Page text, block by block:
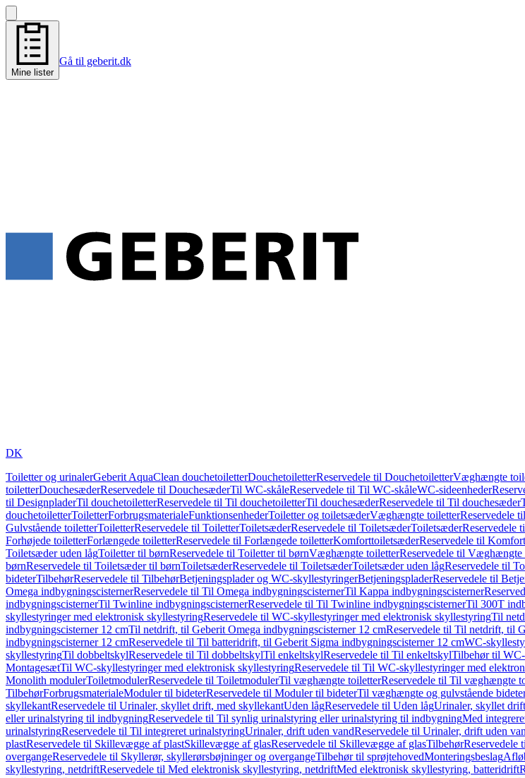
Mine lister
Gå til geberit.dk
DK
Toiletter og urinalerGeberit AquaClean douchetoiletterDouchetoiletterReservedele til DouchetoiletterVæghængte
toiletterDouchesæderReservedele til DouchesæderTil WC-skåleReservedele til Til WC-skåleWC-sideenheder
til DesignpladerTil douchetoiletterReservedele til Til douchetoiletterTil douchesæderReservedele til Til douchesæder
douchetoiletterToiletterForbrugsmaterialeFunktionsenhederToiletter og toiletsæderVæghængte toiletterReservedele
Gulvstående toiletterToiletterReservedele til ToiletterToiletsæderReservedele til ToiletsæderToiletsæderReservedele
Forhøjede toiletterForlængede toiletterReservedele til Forlængede toiletterKomforttoiletsæderReservedele til
Toiletsæder uden lågToiletter til børnReservedele til Toiletter til børnVæghængte toiletterReservedele til Væghængte
børnReservedele til Toiletsæder til børnToiletsæderReservedele til ToiletsæderToiletsæder uden lågReservedele til
bideterTilbehørReservedele til TilbehørBetjeningsplader og WC-skyllestyringerBetjeningspladerReservedele til
Omega indbygningscisternerReservedele til Til Omega indbygningscisternerTil Kappa indbygningscisterner
indbygningscisternerTil Twinline indbygningscisternerReservedele til Til Twinline indbygningscisternerTil 300T
skyllestyringer med elektronisk skyllestyringReservedele til WC-skyllestyringer med elektronisk skyllestyringTil
indbygningscisterner 12 cmTil netdrift, til Geberit Omega indbygningscisterner 12 cmReservedele til Til netdrift, til
indbygningscisterner 12 cmReservedele til Til batteridrift, til Geberit Sigma indbygningscisterner 12 cmWC-
skyllestyringTil dobbeltskylReservedele til Til dobbeltskylTil enkeltskylReservedele til Til enkeltskylTilbehør til
MontagesætTil WC-skyllestyringer med elektronisk skyllestyringReservedele til Til WC-skyllestyringer med
Monolith modulerToiletmodulerReservedele til ToiletmodulerTil væghængte toiletterReservedele til Til væghængte
TilbehørForbrugsmaterialeModuler til bideterReservedele til Moduler til bideterTil væghængte og gulvstående
skyllekantReservedele til Urinaler, skyllet drift, med skyllekantUden lågReservedele til Uden lågUrinaler, skyllet
eller urinalstyring til indbygningReservedele til Til synlig urinalstyring eller urinalstyring til indbygningMed
urinalstyringReservedele til Til integreret urinalstyringUrinaler, drift uden vandReservedele til Urinaler, drift uden
plastReservedele til Skillevægge af plastSkillevægge af glasReservedele til Skillevægge af glasTilbehørReservedele
overgangeReservedele til Skyllerør, skyllerørsbøjninger og overgangeTilbehør til sprøjtehovedMonteringsbeslag
skyllestyring, netdriftReservedele til Med elektronisk skyllestyring, netdriftMed elektronisk skyllestyring, batteridrift